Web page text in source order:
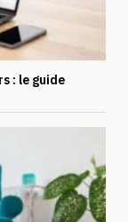
: le guide